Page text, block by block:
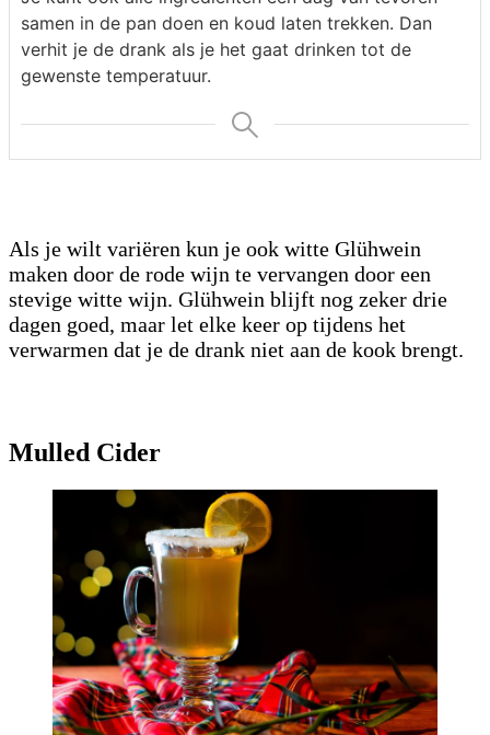
samen in de pan doen en koud laten trekken. Dan
verhit je de drank als je het gaat drinken tot de
gewenste temperatuur.
Als je wilt variëren kun je ook witte Glühwein
maken door de rode wijn te vervangen door een
stevige witte wijn. Glühwein blijft nog zeker drie
dagen goed, maar let elke keer op tijdens het
verwarmen dat je de drank niet aan de kook brengt.
Mulled Cider